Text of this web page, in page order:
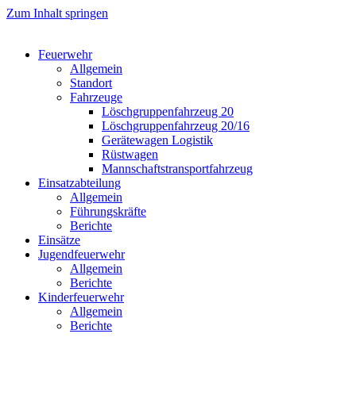
Zum Inhalt springen
Feuerwehr
Allgemein
Standort
Fahrzeuge
Löschgruppen­fahrzeug 20
Lösch­gruppen­fahrzeug 20/16
Geräte­wagen Logistik
Rüst­wagen
Mannschafts­transportfahrzeug
Einsatz­abteilung
Allgemein
Führungs­kräfte
Berichte
Einsätze
Jugend­feuerwehr
Allgemein
Berichte
Kinder­feuerwehr
Allgemein
Berichte